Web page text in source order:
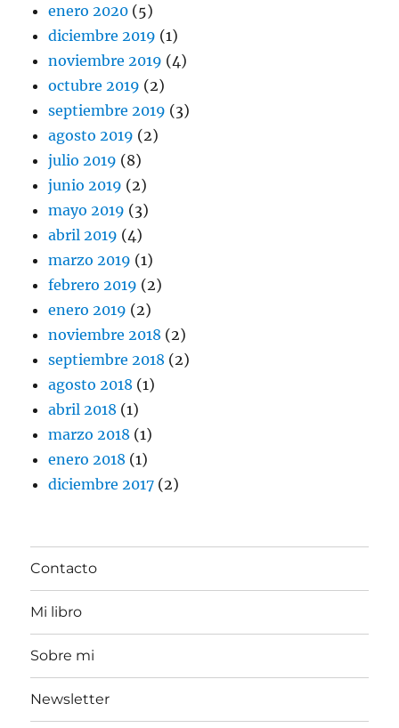
enero 2020 (5)
diciembre 2019 (1)
noviembre 2019 (4)
octubre 2019 (2)
septiembre 2019 (3)
agosto 2019 (2)
julio 2019 (8)
junio 2019 (2)
mayo 2019 (3)
abril 2019 (4)
marzo 2019 (1)
febrero 2019 (2)
enero 2019 (2)
noviembre 2018 (2)
septiembre 2018 (2)
agosto 2018 (1)
abril 2018 (1)
marzo 2018 (1)
enero 2018 (1)
diciembre 2017 (2)
Contacto
Mi libro
Sobre mi
Newsletter